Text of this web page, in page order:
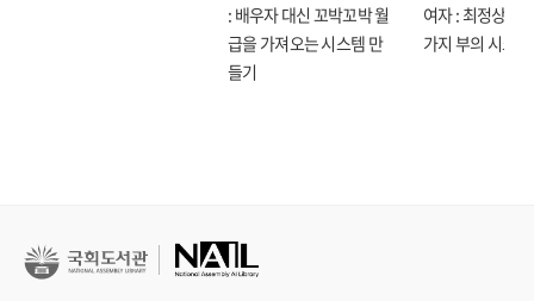
: 배우자 대신 꼬박꼬박 월
급을 가져오는 시스템 만
들기
여자 : 최정상으
가지 부의 시크릿